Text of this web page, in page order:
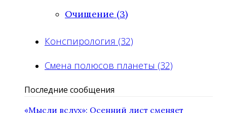
Очищение (3)
Конспирология (32)
Смена полюсов планеты (32)
Последние сообщения
«Мысли вслух»: Осенний лист сменяет